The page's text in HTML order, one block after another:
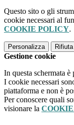
Questo sito o gli
cookie necessari al
COOKIE POLICY.
Personalizza
Gestione cookie
In questa schermata
I cookie necessari
piattaforma e non è
Per conoscere quali
visionare la